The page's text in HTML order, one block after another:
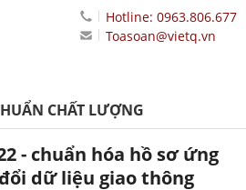
Hotline: 0963.806.677
Toasoan@vietq.vn
CHẤT LƯỢNG
- chuẩn hóa hồ sơ ứng
dữ liệu giao thông